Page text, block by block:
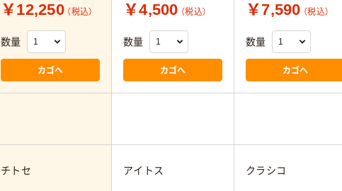
￥12,250 （税込）
数量
カゴへ
￥4,500 （税込）
数量
カゴへ
￥7,590 （税込）
数量
カゴへ
チトセ アイトス クラシコ